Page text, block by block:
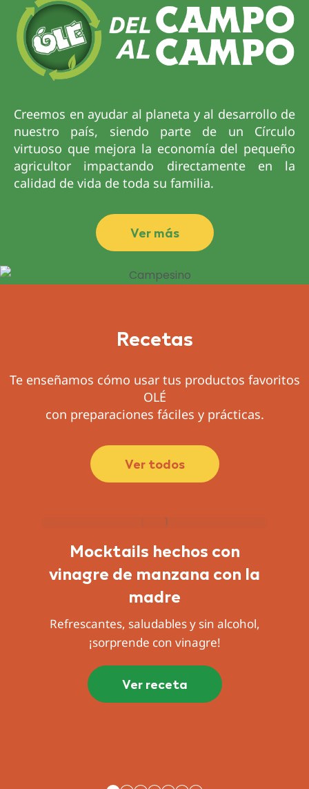
Creemos en ayudar al planeta y al desarrollo de
nuestro país, siendo parte de un Círculo
virtuoso que mejora la economía del pequeño
agricultor impactando directamente en la
calidad de vida de toda su familia.
Ver más
Recetas
Te enseñamos cómo usar tus productos favoritos
OLÉ
con preparaciones fáciles y prácticas.
Ver todos
Mocktails hechos con
vinagre de manzana con la
madre
Refrescantes, saludables y sin alcohol,
¡sorprende con vinagre!
Ver receta